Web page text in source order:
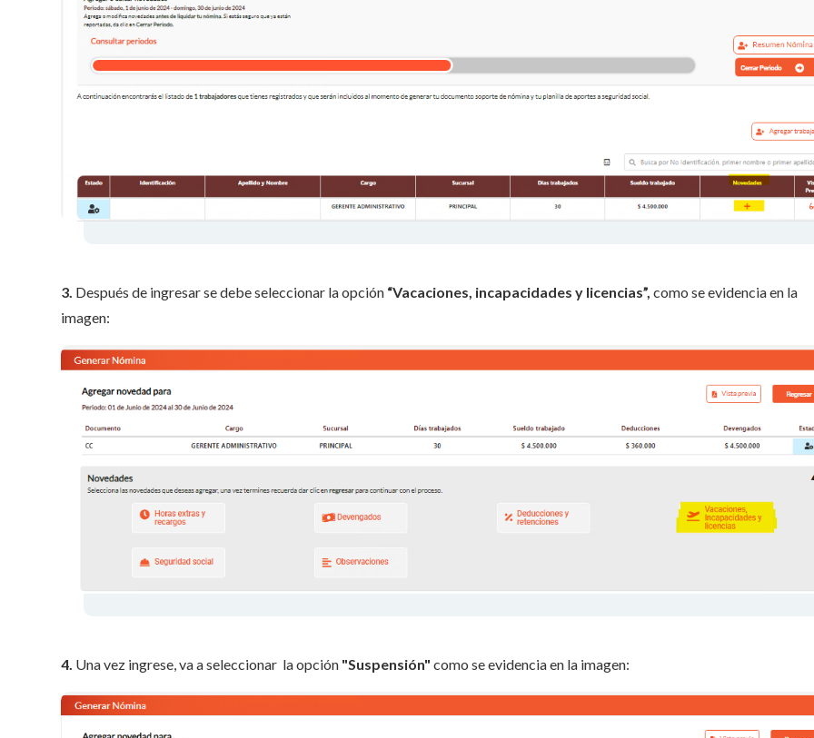
3. Después de ingresar se debe seleccionar la opción “Vacaciones, incapacidades y licencias”,como se evidencia en la
imagen:
4. Una vez ingrese, va a seleccionar la opción "Suspensión"como se evidencia en la imagen: